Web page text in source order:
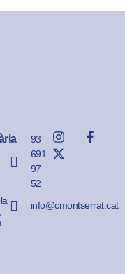
93
691
97
52
info@cmontserrat.cat